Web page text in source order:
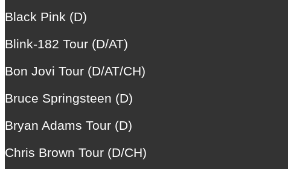
Black Pink (D)
Blink-182 Tour (D/AT)
Bon Jovi Tour (D/AT/CH)
Bruce Springsteen (D)
Bryan Adams Tour (D)
Chris Brown Tour (D/CH)